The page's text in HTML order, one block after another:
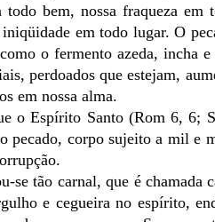
todo bem, nossa fraqueza
em todo lugar. O
o fermento azeda, incha
perdoados que estejam,
em nossa alma.
o Espírito Santo (Rom 6, 6;
pecado, corpo sujeito a mil e
se tão carnal, que é
e cegueira no espírito,